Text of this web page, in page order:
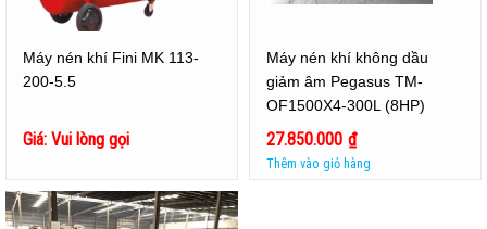
Máy nén khí Fini MK 113-
200-5.5
Giá: Vui lòng gọi
Máy nén khí không dầu
giảm âm Pegasus TM-
OF1500X4-300L (8HP)
27.850.000 ₫
Thêm vào giỏ hàng